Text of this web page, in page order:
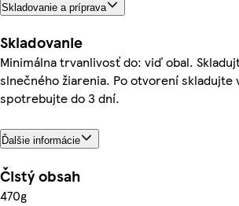
Skladovanie a príprava
Skladovanie
Minimálna trvanlivosť do: viď obal.
slnečného žiarenia. Po otvorení skladujte
spotrebujte do 3 dní.
Ďalšie informácie
Čistý obsah
470g